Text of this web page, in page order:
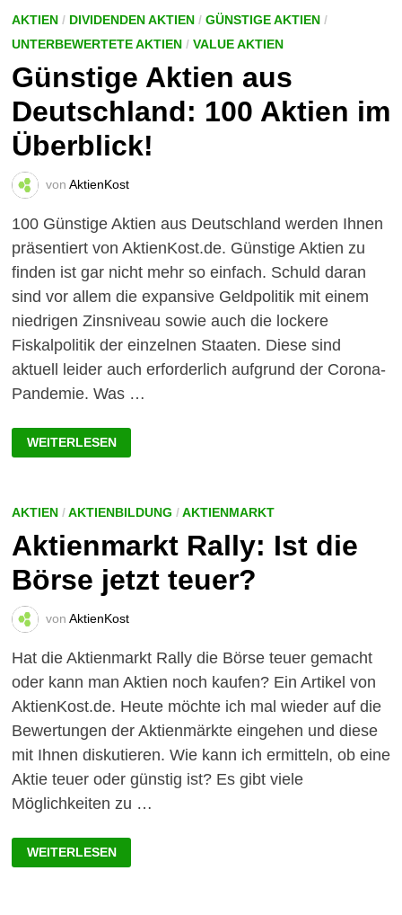
AKTIEN/ DIVIDENDEN AKTIEN/ GÜNSTIGE AKTIEN/
UNTERBEWERTETE AKTIEN/ VALUE AKTIEN
Günstige Aktien aus
Deutschland: 100 Aktien im
Überblick!
von AktienKost
100 Günstige Aktien aus Deutschland werden Ihnen
präsentiert von AktienKost.de. Günstige Aktien zu
finden ist gar nicht mehr so einfach. Schuld daran
sind vor allem die expansive Geldpolitik mit einem
niedrigen Zinsniveau sowie auch die lockere
Fiskalpolitik der einzelnen Staaten. Diese sind
aktuell leider auch erforderlich aufgrund der Corona-
Pandemie. Was …
GÜNSTIGE
AKTIEN
AUS
IM
WEITERLESEN
AKTIEN/AKTIENBILDUNG /AKTIENMARKT
Aktienmarkt Rally: Ist die
Börse jetzt teuer?
von AktienKost
Hat die Aktienmarkt Rally die Börse teuer gemacht
oder kann man Aktien noch kaufen? Ein Artikel von
AktienKost.de. Heute möchte ich mal wieder auf die
Bewertungen der Aktienmärkte eingehen und diese
mit Ihnen diskutieren. Wie kann ich ermitteln, ob eine
Aktie teuer oder günstig ist? Es gibt viele
Möglichkeiten zu …
AKTIENMARKT
RALLY:
IST
WEITERLESEN